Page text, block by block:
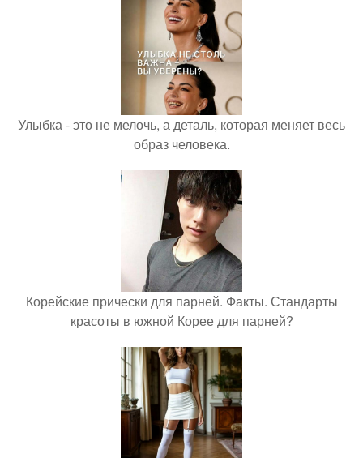
Улыбка - это не мелочь, а деталь, которая меняет весь
образ человека.
Корейские прически для парней. Факты. Стандарты
красоты в южной Корее для парней?